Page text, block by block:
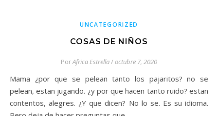
UNCATEGORIZED
COSAS DE NIÑOS
PorAfrica Estrella/octubre 7, 2020
Mama ¿por que se pelean tanto los pajaritos? no se
pelean, estan jugando. ¿y por que hacen tanto ruido? estan
contentos, alegres. ¿Y que dicen? No lo se. Es su idioma.